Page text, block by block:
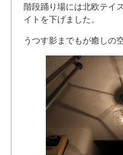
階段踊り場には北欧テイ
イトを下げました。
うつす影までもが癒しの